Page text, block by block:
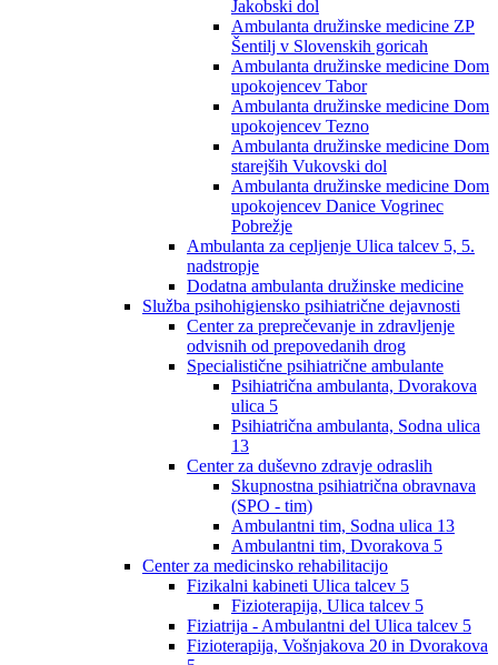
Jakobski dol
Ambulanta družinske medicine ZP
Šentilj v Slovenskih goricah
Ambulanta družinske medicine Dom
upokojencev Tabor
Ambulanta družinske medicine Dom
upokojencev Tezno
Ambulanta družinske medicine Dom
starejših Vukovski dol
Ambulanta družinske medicine Dom
upokojencev Danice Vogrinec
Pobrežje
Ambulanta za cepljenje Ulica talcev 5, 5.
nadstropje
Dodatna ambulanta družinske medicine
Služba psihohigiensko psihiatrične dejavnosti
Center za preprečevanje in zdravljenje
odvisnih od prepovedanih drog
Specialistične psihiatrične ambulante
Psihiatrična ambulanta, Dvorakova
ulica 5
Psihiatrična ambulanta, Sodna ulica
13
Center za duševno zdravje odraslih
Skupnostna psihiatrična obravnava
(SPO - tim)
Ambulantni tim, Sodna ulica 13
Ambulantni tim, Dvorakova 5
Center za medicinsko rehabilitacijo
Fizikalni kabineti Ulica talcev 5
Fizioterapija, Ulica talcev 5
Fiziatrija - Ambulantni del Ulica talcev 5
Fizioterapija, Vošnjakova 20 in Dvorakova